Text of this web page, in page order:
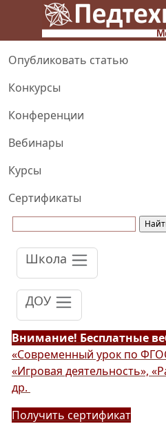
Опубликовать статью
Конкурсы
Конференции
Вебинары
Курсы
Сертификаты
Школа
ДОУ
Внимание! Бесплатные
«Современный урок по
«Игровая деятельность»,
др.
Получить сертификат